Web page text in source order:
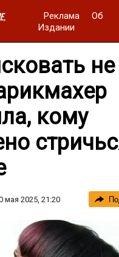
Реклама
Об
Издании
не
кому
мая 2025, 21:20